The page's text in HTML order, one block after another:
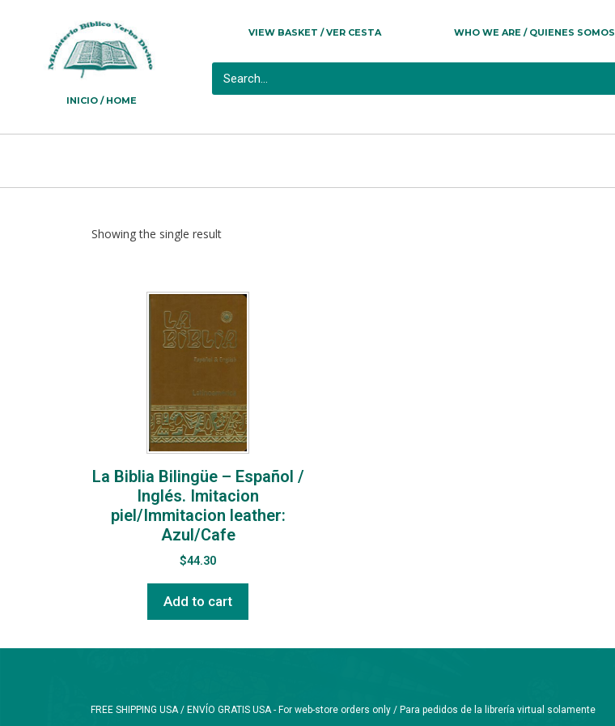
INICIO / HOME
VIEW BASKET / VER CESTA WHO WE ARE / QUIENES SOMOS
Showing the single result
La Biblia Bilingüe – Español /
Inglés. Imitacion
piel/Immitacion leather:
Azul/Cafe
$44.30
Add to cart
FREE SHIPPING USA / ENVÍO GRATIS USA - For web-store orders only / Para pedidos de la librería virtual solamente